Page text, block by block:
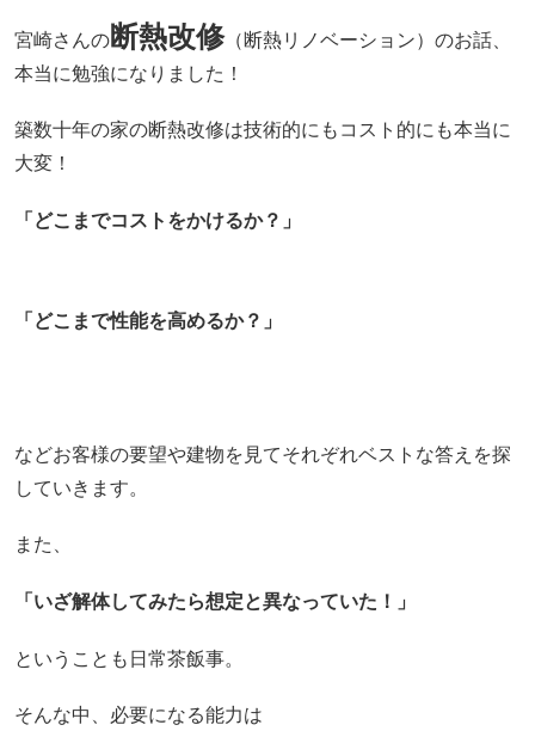
宮崎さんの断熱改修（断熱リノベーション）のお話、
本当に勉強になりました！
築数十年の家の断熱改修は技術的にもコスト的にも本当に
大変！
「どこまでコストをかけるか？」
「どこまで性能を高めるか？」
などお客様の要望や建物を見てそれぞれベストな答えを探
していきます。
また、
「いざ解体してみたら想定と異なっていた！」
ということも日常茶飯事。
そんな中、必要になる能力は